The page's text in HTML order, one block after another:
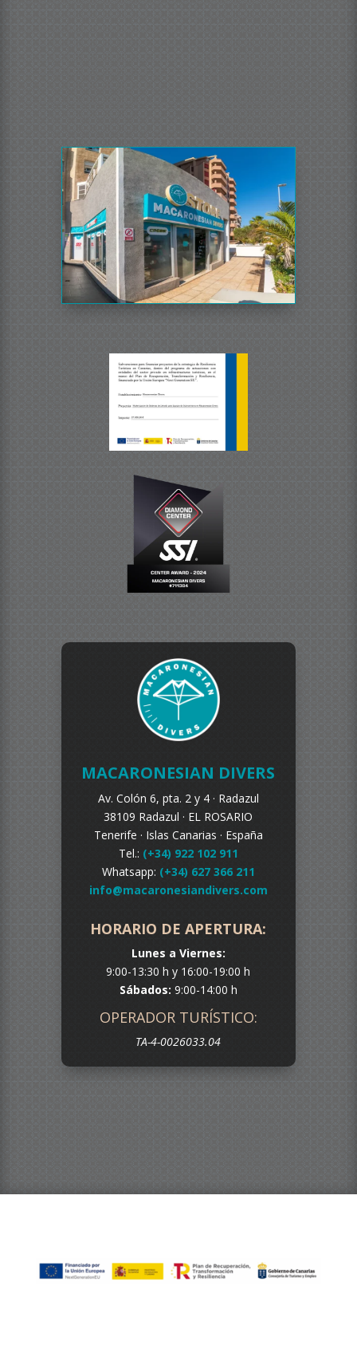
MACARONESIAN DIVERS
Av. Colón 6, pta. 2 y 4 · Radazul
38109 Radazul · EL ROSARIO
Tenerife · Islas Canarias · España
Tel.: (+34) 922 102 911
Whatsapp: (+34) 627 366 211
info@macaronesiandivers.com
HORARIO DE APERTURA:
Lunes a Viernes:
9:00-13:30 h y 16:00-19:00 h
Sábados: 9:00-14:00 h
OPERADOR TURÍSTICO:
TA-4-0026033.04